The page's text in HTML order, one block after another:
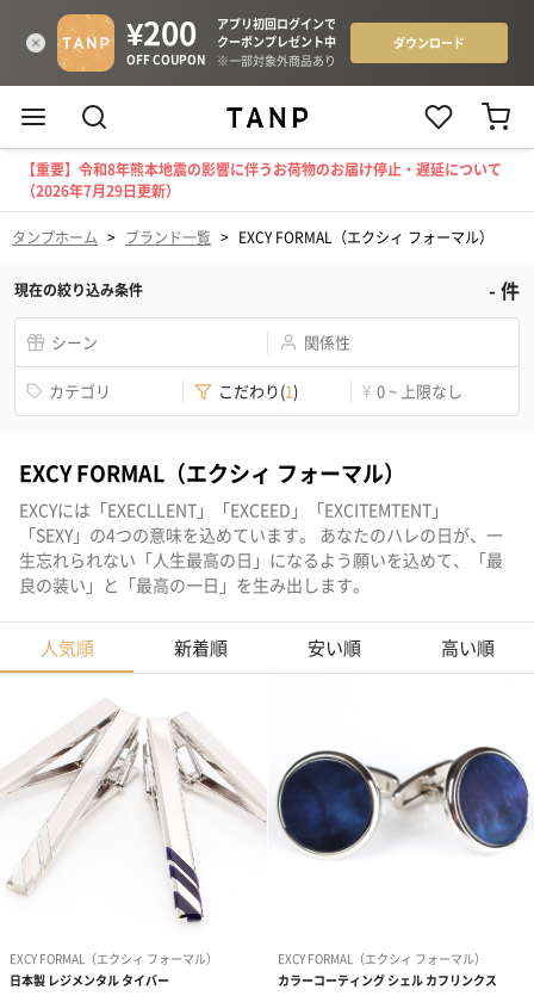
【重要】令和8年熊本地震の影響に伴うお荷物のお届け停止・遅延について
（2026年7月29日更新）
タンプホーム > ブランド一覧 > EXCY FORMAL（エクシィ フォーマル）
現在の絞り込み条件 -件
シーン 関係性
カテゴリ こだわり(1) ¥ 0 ~ 上限なし
EXCY FORMAL（エクシィ フォーマル）
EXCYには「EXECLLENT」「EXCEED」「EXCITEMTENT」
「SEXY」の4つの意味を込めています。 あなたのハレの日が、一
生忘れられない「人生最高の日」になるよう願いを込めて、「最
良の装い」と「最高の一日」を生み出します。
人気順 新着順 安い順 高い順